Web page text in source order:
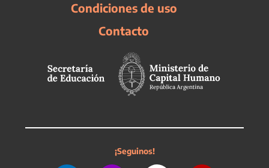
Condiciones de uso
Contacto
¡Seguinos!